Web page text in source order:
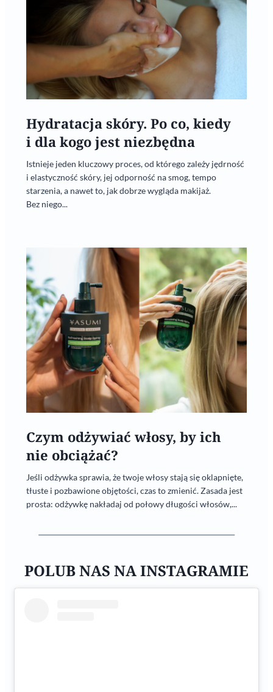
Hydratacja skóry. Po co, kiedy
i dla kogo jest niezbędna
Istnieje jeden kluczowy proces, od którego zależy jędrność
i elastyczność skóry, jej odporność na smog, tempo
starzenia, a nawet to, jak dobrze wygląda makijaż.
Bez niego...
Czym odżywiać włosy, by ich
nie obciążać?
Jeśli odżywka sprawia, że twoje włosy stają się oklapnięte,
tłuste i pozbawione objętości, czas to zmienić. Zasada jest
prosta: odżywkę nakładaj od połowy długości włosów,...
POLUB NAS NA INSTAGRAMIE